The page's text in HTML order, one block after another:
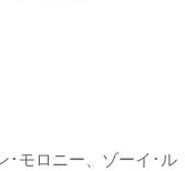
･モロニー、ゾーイ･ル